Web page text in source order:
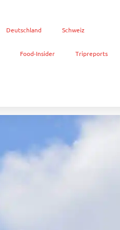
Deutschland Schweiz
Food-Insider Tripreports